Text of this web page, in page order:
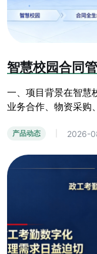
一、项目背景在智慧
业务合作、物资采购
产品动态 2026-